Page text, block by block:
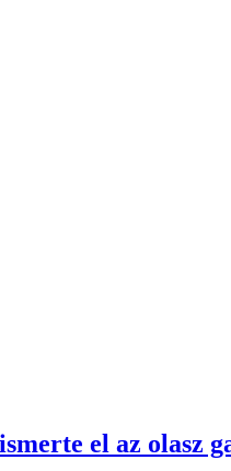
el az olasz